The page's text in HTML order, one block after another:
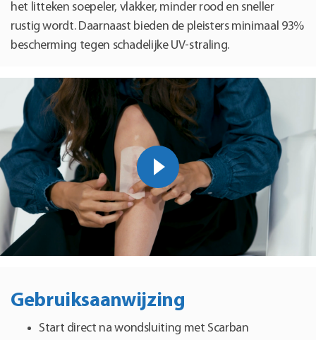
het litteken soepeler, vlakker, minder rood en sneller
rustig wordt. Daarnaast bieden de pleisters minimaal 93%
bescherming tegen schadelijke UV-straling.
Gebruiksaanwijzing
Start direct na wondsluiting met Scarban